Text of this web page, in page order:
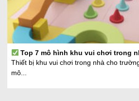
Top 7 mô hình khu vui chơi trong
Thiết bị khu vui chơi trong nhà cho
mô...